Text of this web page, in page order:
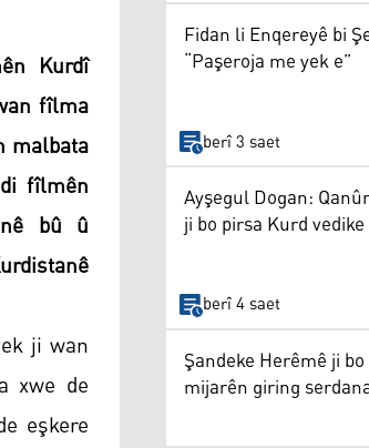
Kurdî
fîlma
malbata
fîlmên
bû û
ji wan
xwe de
eşkere
Fidan li Enqereyê bi
“Paşeroja me yek e”
berî 3 saet
Ayşegul Dogan:
ji bo pirsa Kurd vedike
berî 4 saet
Şandeke Herêmê ji
mijarên giring